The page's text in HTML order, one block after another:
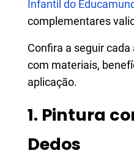
Infantil do
complementares
Confira a seguir
com materiais,
aplicação.
1. Pintura
Dedos